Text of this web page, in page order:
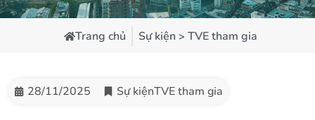
Trang chủ Sự kiện > TVE tham gia
28/11/2025 Sự kiệnTVE tham gia